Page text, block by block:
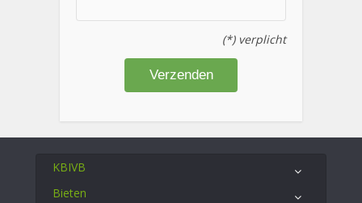
(*) verplicht
KBIVB
Bieten